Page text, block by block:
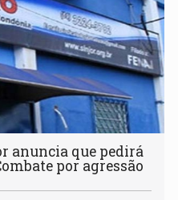
anuncia que pedirá
por agressão